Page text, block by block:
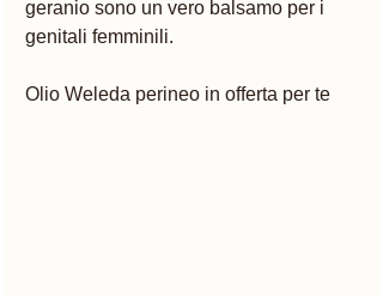
geranio sono un vero balsamo per i
genitali femminili.
Olio Weleda perineo in offerta per te